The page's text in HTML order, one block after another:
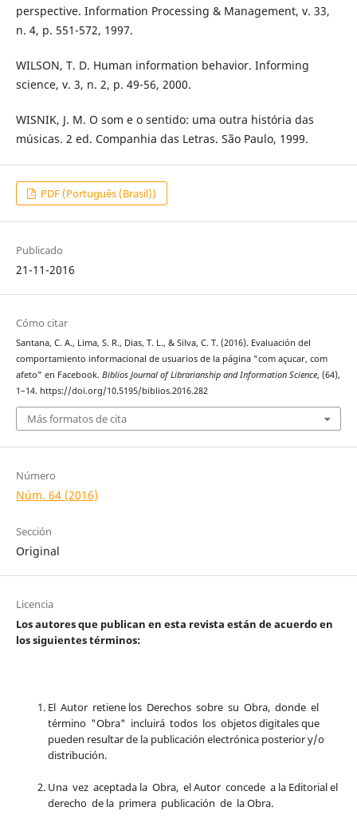
perspective. Information Processing & Management, v. 33,
n. 4, p. 551-572, 1997.
WILSON, T. D. Human information behavior. Informing
science, v. 3, n. 2, p. 49-56, 2000.
WISNIK, J. M. O som e o sentido: uma outra história das
músicas. 2 ed. Companhia das Letras. São Paulo, 1999.
PDF (Português (Brasil))
Publicado
21-11-2016
Cómo citar
Santana, C. A., Lima, S. R., Dias, T. L., & Silva, C. T. (2016). Evaluación del
comportamiento informacional de usuarios de la página "com açucar, com
afeto" en Facebook. Biblios Journal of Librarianship and Information Science, (64),
1–14. https://doi.org/10.5195/biblios.2016.282
Más formatos de cita
Número
Núm. 64 (2016)
Sección
Original
Licencia
Los autores que publican en esta revista están de acuerdo en
los siguientes términos:
El Autor retiene los Derechos sobre su Obra, donde el
término "Obra" incluirá todos los objetos digitales que
pueden resultar de la publicación electrónica posterior y/o
distribución.
Una vez aceptada la Obra, el Autor concede a la Editorial el
derecho de la primera publicación de la Obra.